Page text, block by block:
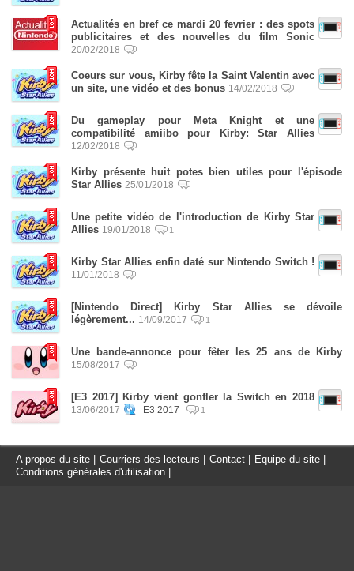
Actualités en bref ce mardi 20 fevrier : des spots
publicitaires et des nouvelles du film Sonic
20/02/2018
Coeurs sur vous, Kirby fête la Saint Valentin avec
un site, une vidéo et des bonus 14/02/2018
Du gameplay pour Meta Knight et une
compatibilité amiibo pour Kirby: Star Allies
12/02/2018
Kirby présente huit potes bien utiles pour l'épisode
Star Allies 25/01/2018
Une petite vidéo de l'introduction de Kirby Star
Allies 19/01/2018 1
Kirby Star Allies enfin daté sur Nintendo Switch !
11/01/2018
[Nintendo Direct] Kirby Star Allies se dévoile
légèrement... 14/09/2017 1
Une bande-annonce pour fêter les 25 ans de Kirby
15/08/2017
[E3 2017] Kirby vient gonfler la Switch en 2018
13/06/2017 E3 2017 1
A propos du site Courriers des lecteurs Contact Equipe du site
Conditions générales d'utilisation